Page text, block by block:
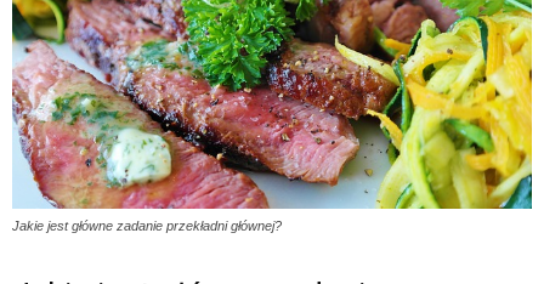
Jakie jest główne zadanie przekładni głównej?